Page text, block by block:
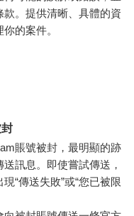
款。提供清晰、具體的資
的案件。
賬號被封，最明顯的跡
訊息。即使嘗試傳送，
“傳送失敗”或“您已被限